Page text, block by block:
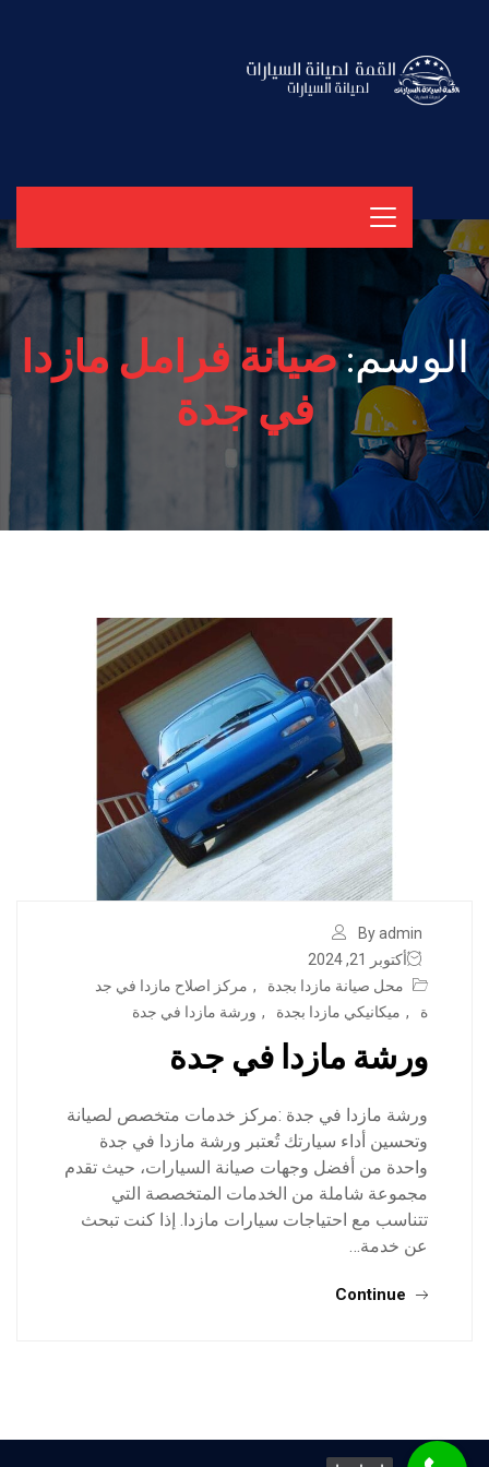
الوسم:صيانة فرامل مازدا
في جدة
By admin
أكتوبر 21, 2024
محل صيانة مازدا بجدة
, مركز اصلاح مازدا في جد
ة
, ميكانيكي مازدا بجدة , ورشة مازدا في جدة
ورشة مازدا في جدة
ورشة مازدا في جدة :مركز خدمات متخصص لصيانة
وتحسين أداء سيارتك تُعتبر ورشة مازدا في جدة
واحدة من أفضل وجهات صيانة السيارات، حيث تقدم
مجموعة شاملة من الخدمات المتخصصة التي
تتناسب مع احتياجات سيارات مازدا. إذا كنت تبحث
عن خدمة…
Continue